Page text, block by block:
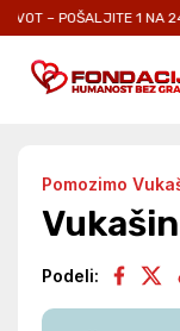
1 NA 2407.
Pomozimo
Podeli: